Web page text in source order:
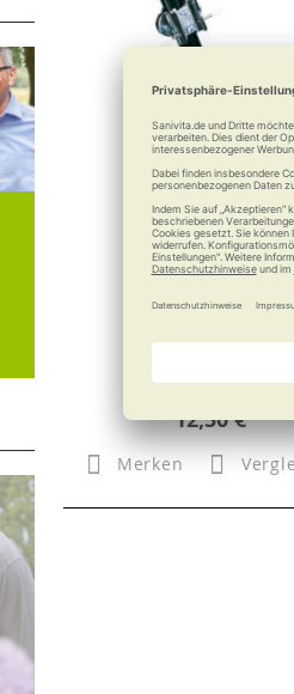
RUSSKA Eiskralle
Eisfest
12,50 €
Merken